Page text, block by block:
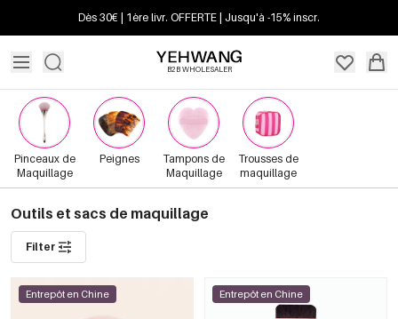
Dès 30€ | 1ère livr. OFFERTE | Jusqu'à -15% inscr.
B2B WHOLESALER
Pinceaux de
Maquillage
Peignes
Tampons de
Maquillage
Trousses de
maquillage
Outils et sacs de maquillage
Filter
Entrepôt en Chine Entrepôt en Chine